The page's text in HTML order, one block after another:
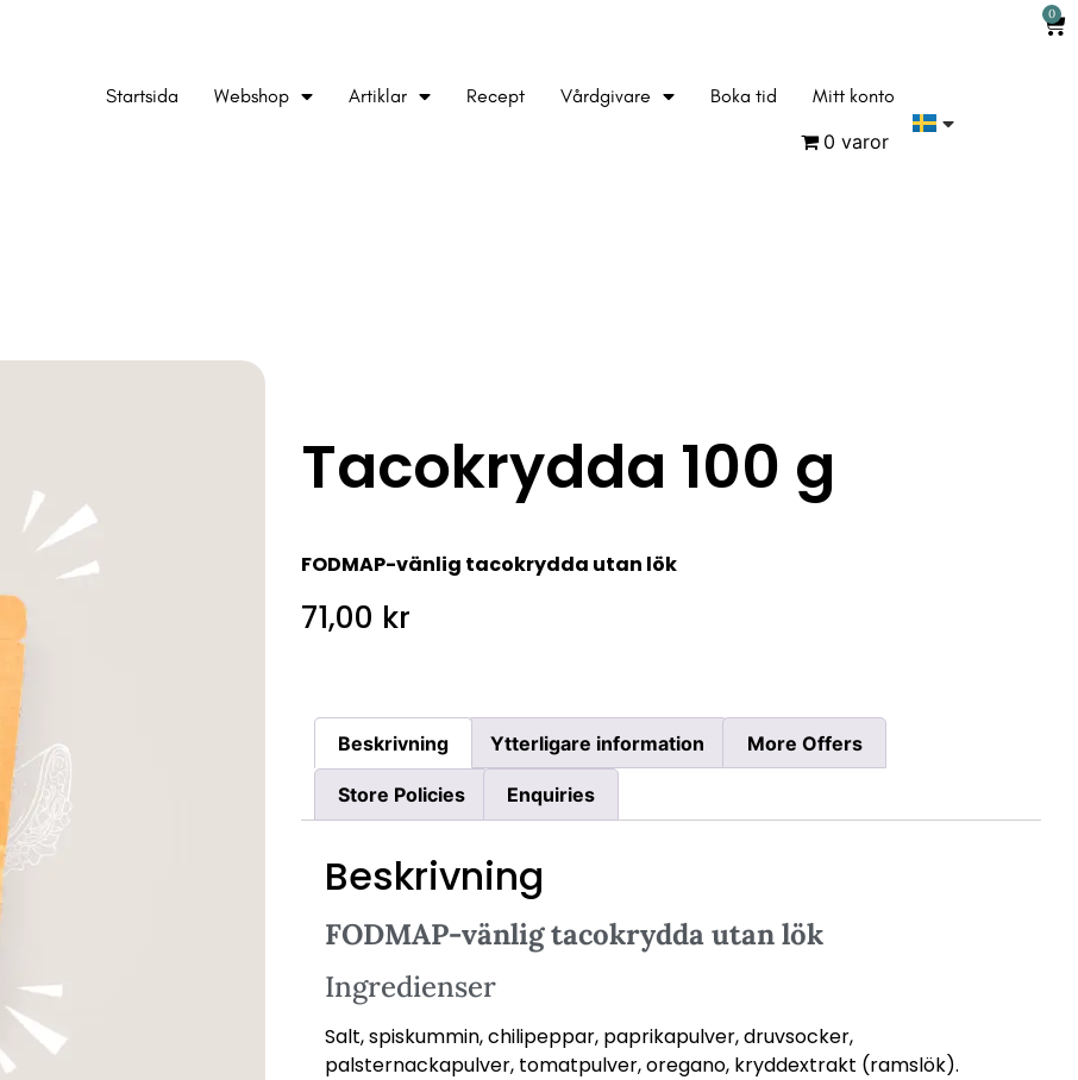
0
Startsida Webshop Artiklar Recept Vårdgivare Boka tid Mitt konto
0 varor
Tacokrydda 100 g
FODMAP-vänlig tacokrydda utan lök
71,00 kr
Beskrivning Ytterligare information More Offers
Store Policies Enquiries
Beskrivning
FODMAP-vänlig tacokrydda utan lök
Ingredienser
Salt, spiskummin, chilipeppar, paprikapulver, druvsocker,
palsternackapulver, tomatpulver, oregano, kryddextrakt (ramslök).